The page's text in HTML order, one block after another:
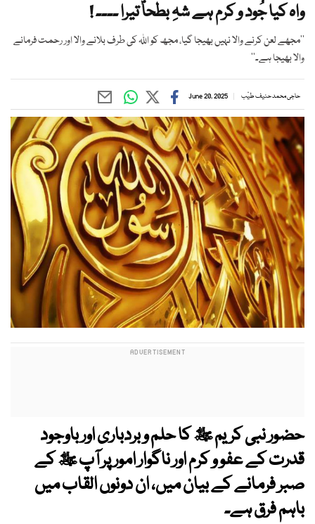
واہ کیا جُود و کرم ہے شہِ بطحاؐ تیرا ۔۔۔۔ !
’’مجھے لعن کرنے والا نہیں بھیجا گیا، مجھ کو اﷲ کی طرف بلانے والا اور رحمت فرمانے
والا بھیجا ہے۔‘‘
حاجی محمد حنیف طیّب June 20, 2025
حضور نبی کریم ﷺ کا حلم و بردباری اور باوجود
قدرت کے عفو و کرم اور ناگوار امور پر آپ ﷺ کے
صبر فرمانے کے بیان میں، ان دونوں القاب میں
باہم فرق ہے۔